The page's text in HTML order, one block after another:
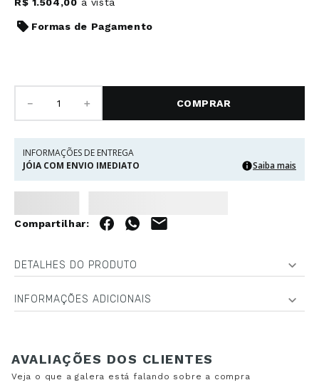
Formas de Pagamento
＋
－ COMPRAR
INFORMAÇÕES DE ENTREGA
JÓIA COM ENVIO IMEDIATO
Saiba mais
DETALHES DO PRODUTO
INFORMAÇÕES ADICIONAIS